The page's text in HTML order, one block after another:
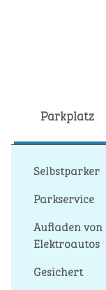
Parkplatz
Selbstparker
Parkservice
Aufladen von
Elektroautos
Gesichert